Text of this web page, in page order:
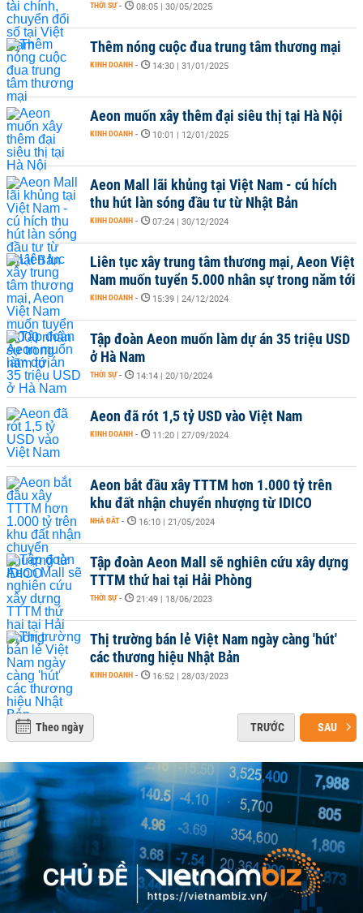
THỜI SỰ - 08:05 | 30/05/2025
Thêm nóng cuộc đua trung tâm thương mại
KINH DOANH - 14:30 | 31/01/2025
Aeon muốn xây thêm đại siêu thị tại Hà Nội
KINH DOANH - 10:01 | 12/01/2025
Aeon Mall lãi khủng tại Việt Nam - cú hích
thu hút làn sóng đầu tư từ Nhật Bản
KINH DOANH - 07:24 | 30/12/2024
Liên tục xây trung tâm thương mại, Aeon Việt
Nam muốn tuyển 5.000 nhân sự trong năm tới
KINH DOANH - 15:39 | 24/12/2024
Tập đoàn Aeon muốn làm dự án 35 triệu USD
ở Hà Nam
THỜI SỰ - 14:14 | 20/10/2024
Aeon đã rót 1,5 tỷ USD vào Việt Nam
KINH DOANH - 11:20 | 27/09/2024
Aeon bắt đầu xây TTTM hơn 1.000 tỷ trên
khu đất nhận chuyển nhượng từ IDICO
NHÀ ĐẤT - 16:10 | 21/05/2024
Tập đoàn Aeon Mall sẽ nghiên cứu xây dựng
TTTM thứ hai tại Hải Phòng
THỜI SỰ - 21:49 | 18/06/2023
Thị trường bán lẻ Việt Nam ngày càng 'hút'
các thương hiệu Nhật Bản
KINH DOANH - 16:52 | 28/03/2023
Theo ngày TRƯỚC SAU